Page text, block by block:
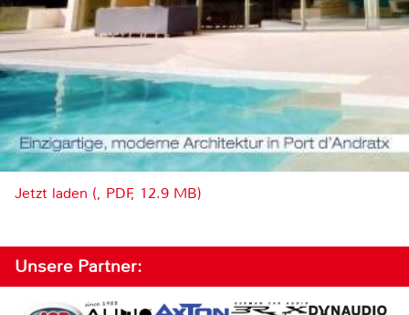
Jetzt laden (, PDF, 12.9 MB)
Unsere Partner: